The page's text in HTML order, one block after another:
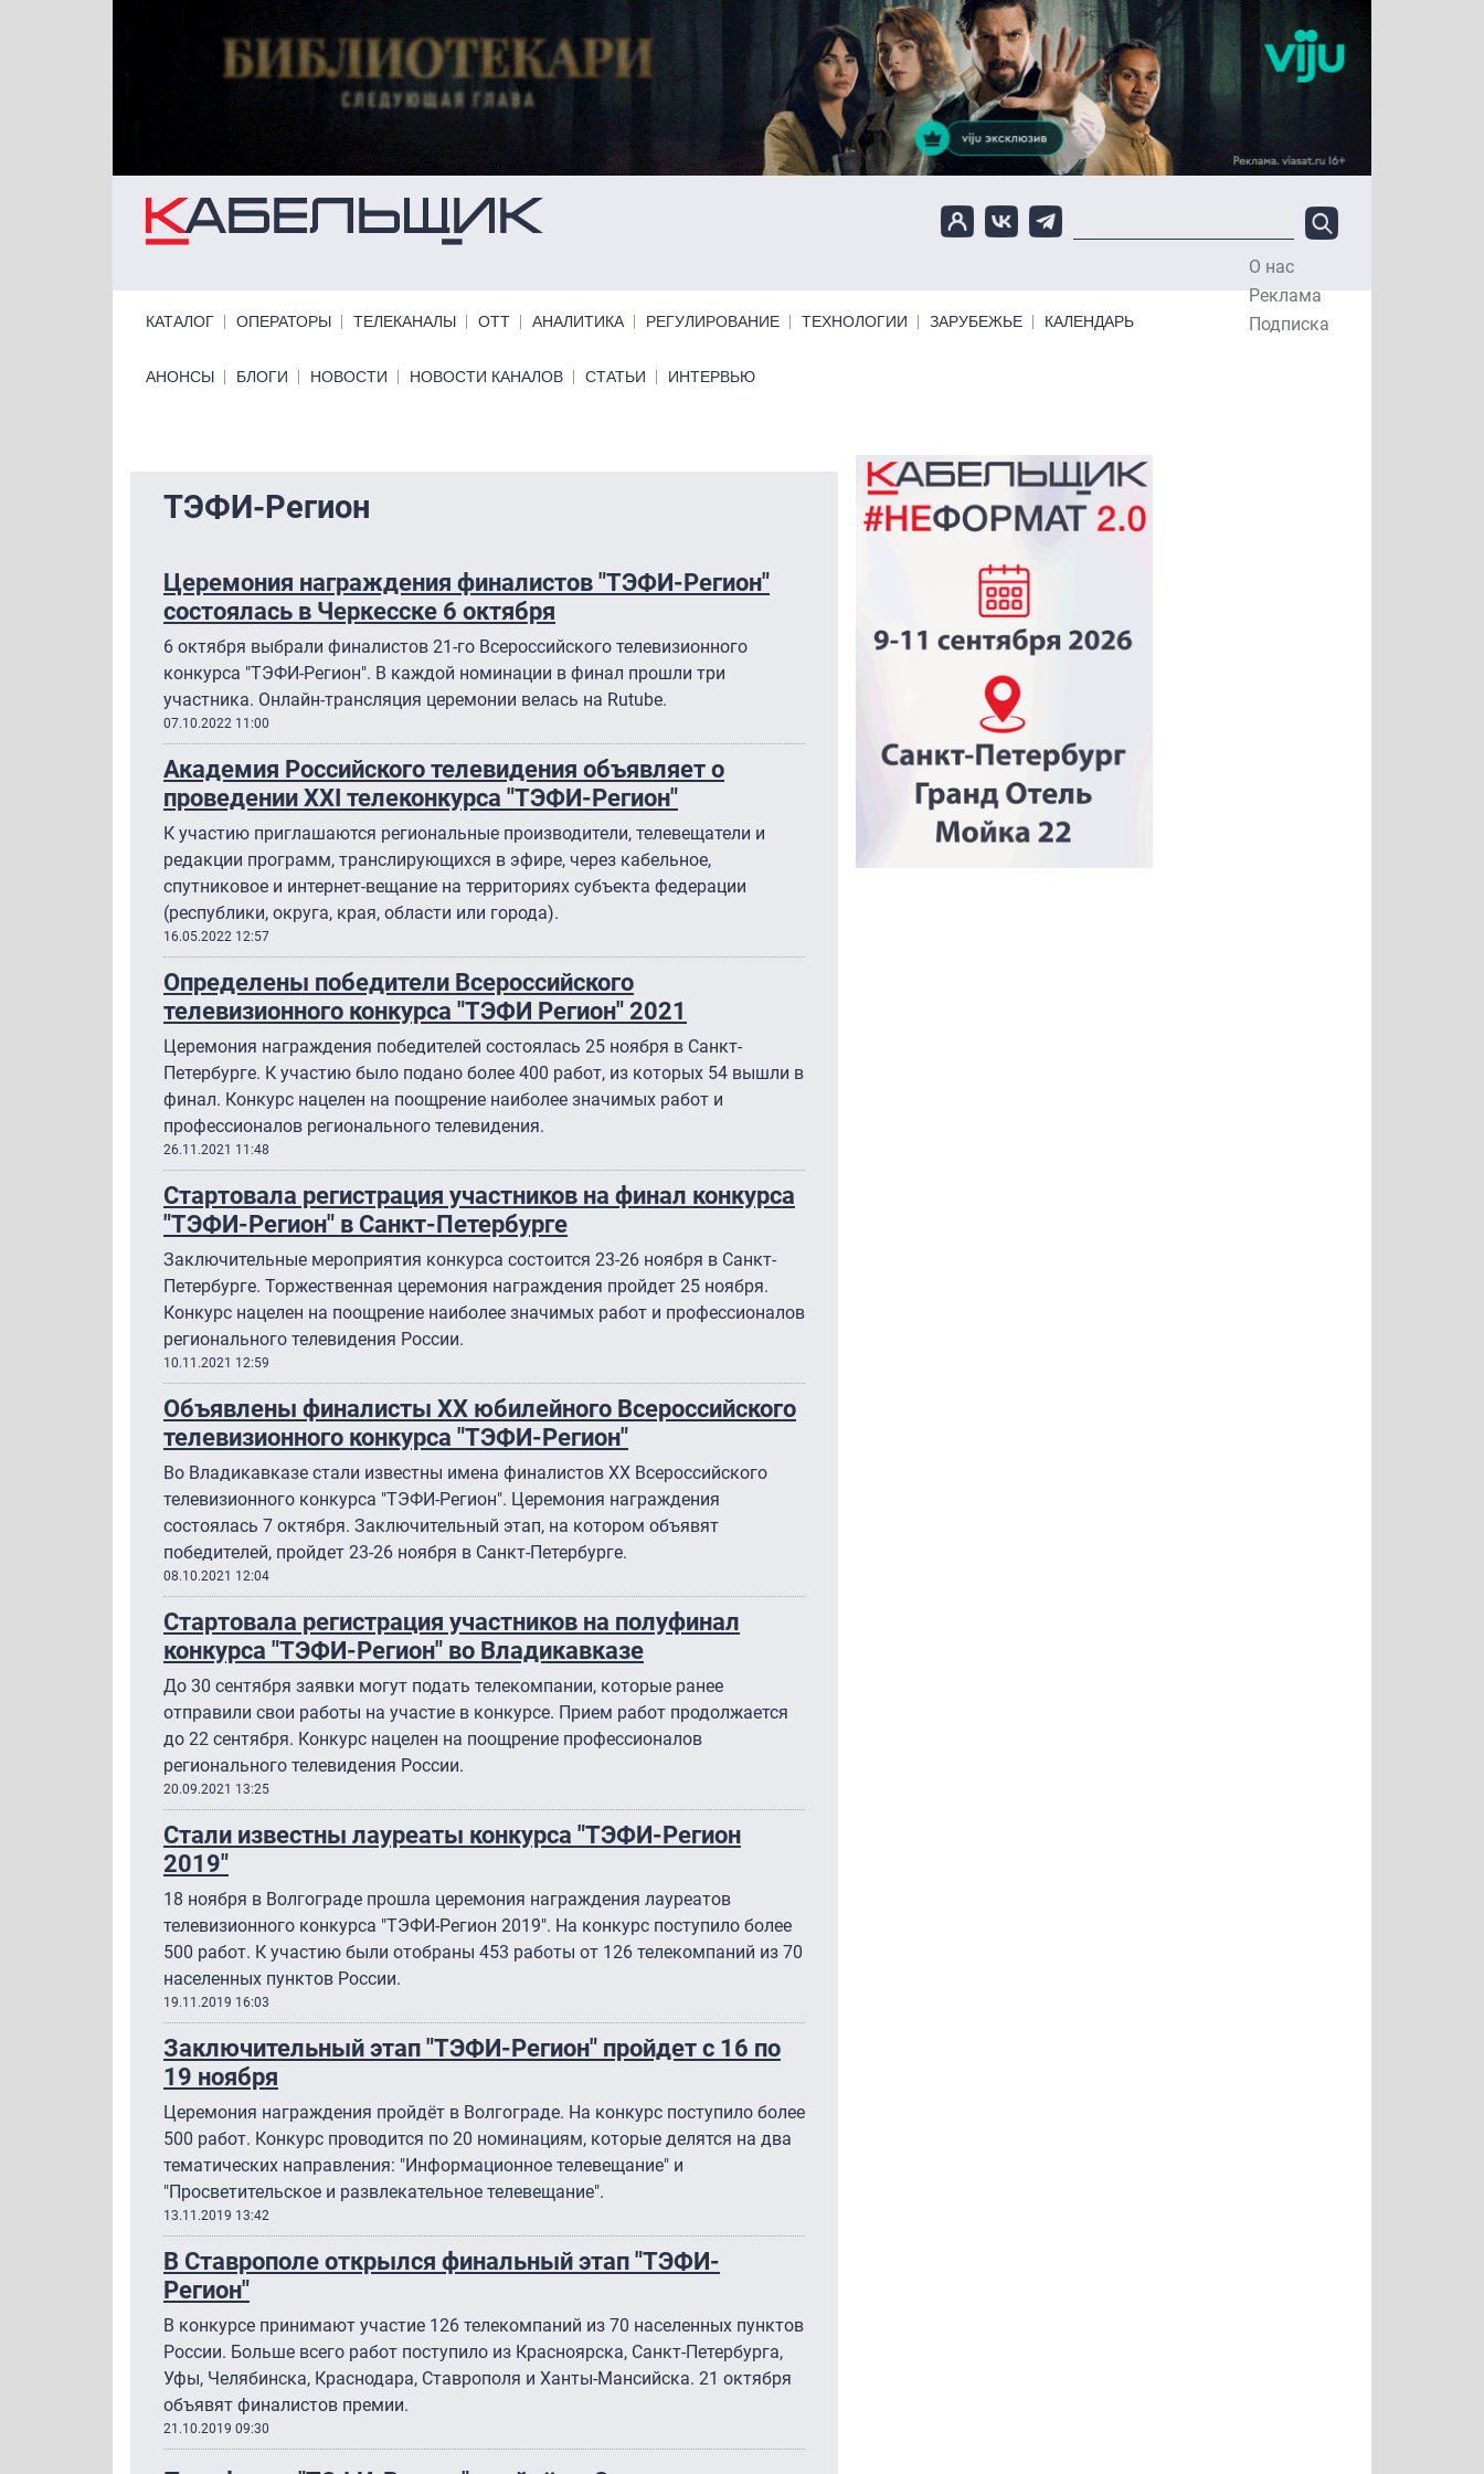
О нас
Реклама
Подписка
КАТАЛОГ ОПЕРАТОРЫ ТЕЛЕКАНАЛЫ ОТТ АНАЛИТИКА РЕГУЛИРОВАНИЕ ТЕХНОЛОГИИ ЗАРУБЕЖЬЕ КАЛЕНДАРЬ
Primary links bottom
АНОНСЫ БЛОГИ НОВОСТИ НОВОСТИ КАНАЛОВ СТАТЬИ ИНТЕРВЬЮ
ТЭФИ-Регион
Церемония награждения финалистов "ТЭФИ-Регион"
состоялась в Черкесске 6 октября
6 октября выбрали финалистов 21-го Всероссийского телевизионного
конкурса "ТЭФИ-Регион". В каждой номинации в финал прошли три
участника. Онлайн-трансляция церемонии велась на Rutube.
07.10.2022 11:00
Академия Российского телевидения объявляет о
проведении ХХI телеконкурса "ТЭФИ-Регион"
К участию приглашаются региональные производители, телевещатели и
редакции программ, транслирующихся в эфире, через кабельное,
спутниковое и интернет-вещание на территориях субъекта федерации
(республики, округа, края, области или города).
16.05.2022 12:57
Определены победители Всероссийского
телевизионного конкурса "ТЭФИ Регион" 2021
Церемония награждения победителей состоялась 25 ноября в Санкт-
Петербурге. К участию было подано более 400 работ, из которых 54 вышли в
финал. Конкурс нацелен на поощрение наиболее значимых работ и
профессионалов регионального телевидения.
26.11.2021 11:48
Стартовала регистрация участников на финал конкурса
"ТЭФИ-Регион" в Санкт-Петербурге
Заключительные мероприятия конкурса состоится 23-26 ноября в Санкт-
Петербурге. Торжественная церемония награждения пройдет 25 ноября.
Конкурс нацелен на поощрение наиболее значимых работ и профессионалов
регионального телевидения России.
10.11.2021 12:59
Объявлены финалисты ХХ юбилейного Всероссийского
телевизионного конкурса "ТЭФИ-Регион"
Во Владикавказе стали известны имена финалистов ХХ Всероссийского
телевизионного конкурса "ТЭФИ-Регион". Церемония награждения
состоялась 7 октября. Заключительный этап, на котором объявят
победителей, пройдет 23-26 ноября в Санкт-Петербурге.
08.10.2021 12:04
Стартовала регистрация участников на полуфинал
конкурса "ТЭФИ-Регион" во Владикавказе
До 30 сентября заявки могут подать телекомпании, которые ранее
отправили свои работы на участие в конкурсе. Прием работ продолжается
до 22 сентября. Конкурс нацелен на поощрение профессионалов
регионального телевидения России.
20.09.2021 13:25
Стали известны лауреаты конкурса "ТЭФИ-Регион
2019"
18 ноября в Волгограде прошла церемония награждения лауреатов
телевизионного конкурса "ТЭФИ-Регион 2019". На конкурс поступило более
500 работ. К участию были отобраны 453 работы от 126 телекомпаний из 70
населенных пунктов России.
19.11.2019 16:03
Заключительный этап "ТЭФИ-Регион" пройдет с 16 по
19 ноября
Церемония награждения пройдёт в Волгограде. На конкурс поступило более
500 работ. Конкурс проводится по 20 номинациям, которые делятся на два
тематических направления: "Информационное телевещание" и
"Просветительское и развлекательное телевещание".
13.11.2019 13:42
В Ставрополе открылся финальный этап "ТЭФИ-
Регион"
В конкурсе принимают участие 126 телекомпаний из 70 населенных пунктов
России. Больше всего работ поступило из Красноярска, Санкт-Петербурга,
Уфы, Челябинска, Краснодара, Ставрополя и Ханты-Мансийска. 21 октября
объявят финалистов премии.
21.10.2019 09:30